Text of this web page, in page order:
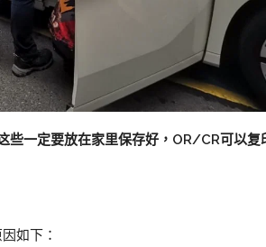
些一定要放在家里保存好，OR/CR可以复
如下：